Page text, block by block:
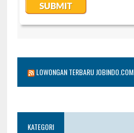
LOWONGAN TERBARU JOBINDO.COM
KATEGORI